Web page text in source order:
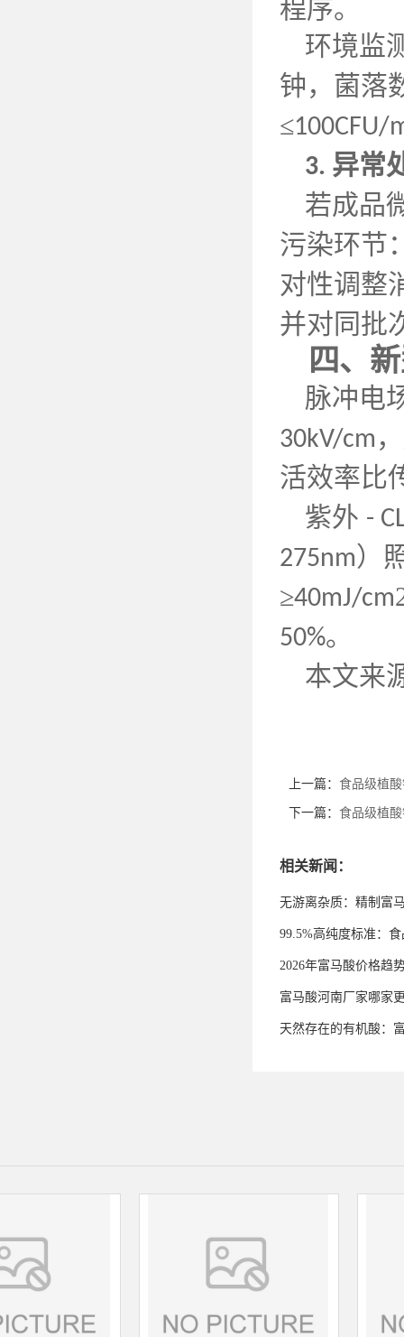
程序。
环境监
钟，菌落
≤100CFU/
3. 异常
若成品
污染环节
对性调整
并对同批
四、
脉冲电
30kV/cm
活效率比
紫外 -
275nm）
≥40mJ/cm
50%。
本文来
上一篇： 食品级植
下一篇： 食品级植
相关新闻：
无游离杂质：精制富
99.5%高纯度标准：
2026年富马酸价格趋
富马酸河南厂家哪家
天然存在的有机酸：